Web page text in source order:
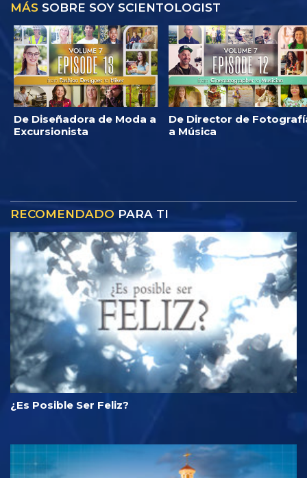
MÁS SOBRE SOY SCIENTOLOGIST
De Diseñadora de Moda a
Excursionista
De Director de
a Música
RECOMENDADO PARA TI
¿Es Posible Ser Feliz?